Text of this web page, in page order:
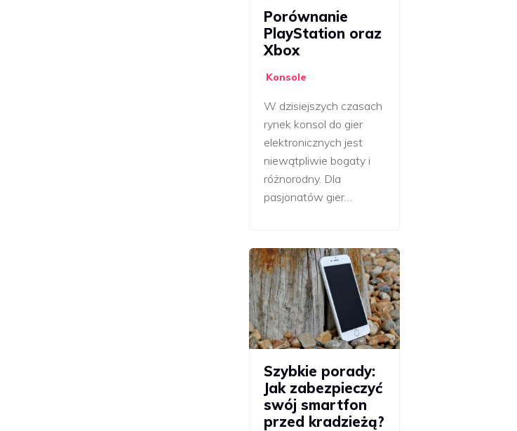
Porównanie
PlayStation oraz
Xbox
Konsole
W dzisiejszych czasach
rynek konsol do gier
elektronicznych jest
niewątpliwie bogaty i
różnorodny. Dla
pasjonatów gier…
Szybkie porady:
Jak zabezpieczyć
swój smartfon
przed kradzieżą?